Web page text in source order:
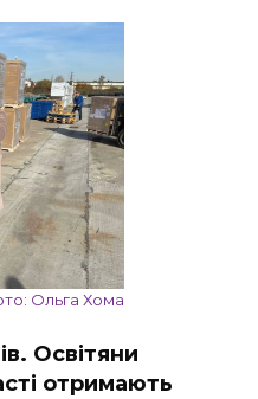
Ольга Хома
Освітяни
отримають